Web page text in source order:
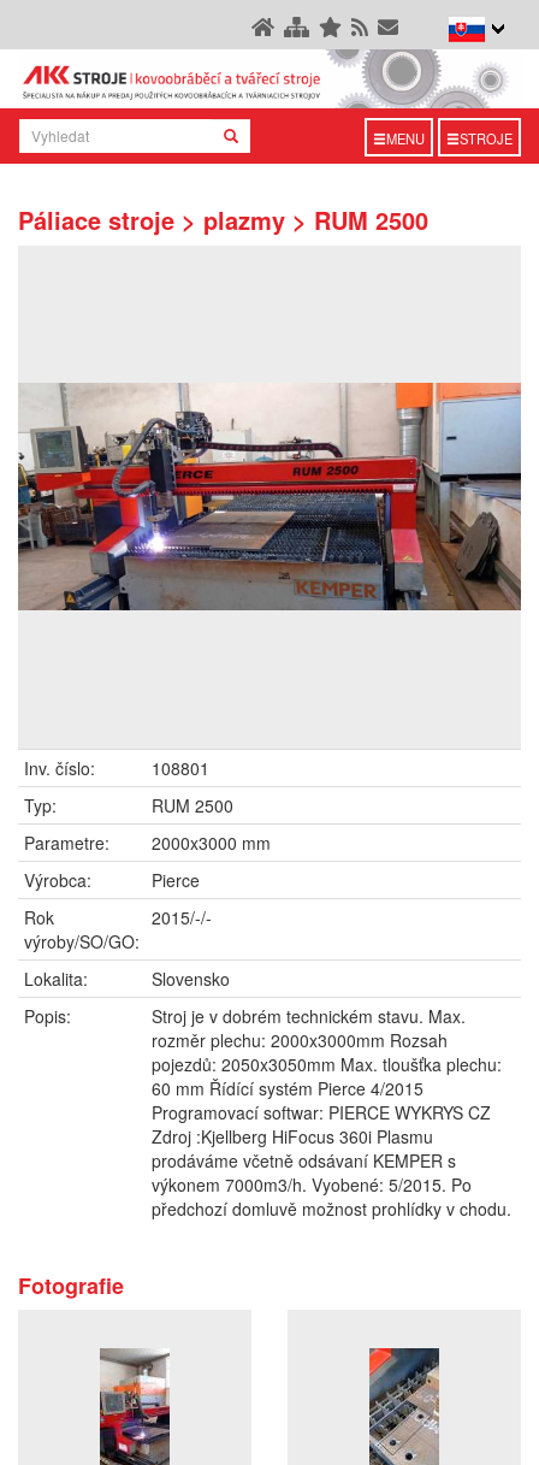
MENU STROJE
Páliace stroje > plazmy > RUM 2500
Inv. číslo:
108801
Typ:
RUM 2500
Parametre:
2000x3000 mm
Výrobca:
Pierce
Rok
výroby/SO/GO:
2015/-/-
Lokalita:
Slovensko
Popis:
Stroj je v dobrém technickém stavu. Max.
rozměr plechu: 2000x3000mm Rozsah
pojezdů: 2050x3050mm Max. tloušťka plechu:
60 mm Řídící systém Pierce 4/2015
Programovací softwar: PIERCE WYKRYS CZ
Zdroj :Kjellberg HiFocus 360i Plasmu
prodáváme včetně odsávaní KEMPER s
výkonem 7000m3/h. Vyobené: 5/2015. Po
předchozí domluvě možnost prohlídky v chodu.
Fotografie